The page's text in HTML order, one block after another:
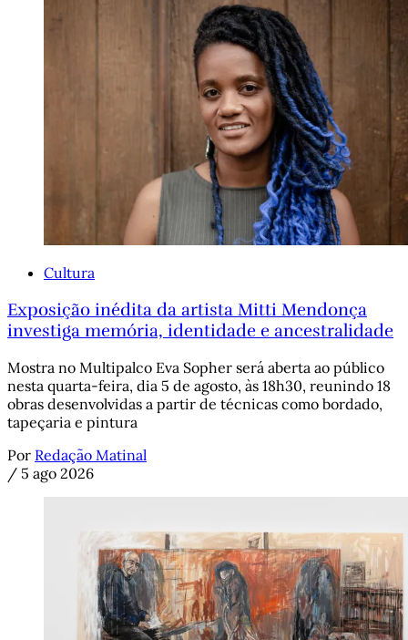
Cultura
Exposição inédita da artista Mitti Mendonça
investiga memória, identidade e ancestralidade
Mostra no Multipalco Eva Sopher será aberta ao público
nesta quarta-feira, dia 5 de agosto, às 18h30, reunindo 18
obras desenvolvidas a partir de técnicas como bordado,
tapeçaria e pintura
Por Redação Matinal
/ 5 ago 2026